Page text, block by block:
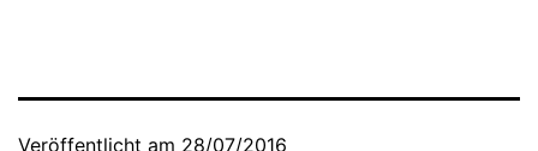
Veröffentlicht am 28/07/2016